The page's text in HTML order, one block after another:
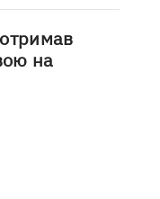
на